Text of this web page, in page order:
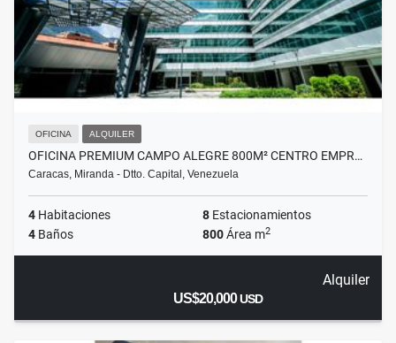
OFICINA ALQUILER
OFICINA PREMIUM CAMPO ALEGRE 800M² CENTRO EMPR…
Caracas, Miranda - Dtto. Capital, Venezuela
4 Habitaciones 8 Estacionamientos
4 Baños 800Área m2
Alquiler
US$20,000USD